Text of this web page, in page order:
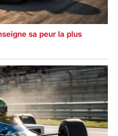
sa peur la plus